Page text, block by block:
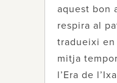
aquest bon
respira al
tradueixi en
mitja
l’Era de